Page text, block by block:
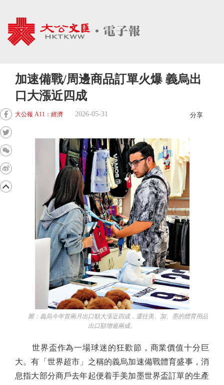
加速備戰/周邊商品訂單火爆 義烏出
口大漲近四成
大公報 A11：經濟 2026-05-31 分享
圖：義烏今年首兩月出口額大漲近四成，運往美、加、墨的體育用品
出口額增逾兩成。
世界盃作為一場球迷的狂歡節，商業價值十分巨
大。有「世界超市」之稱的義烏加速備戰體育盛事，消
息指大部分商戶去年起便着手美加墨世界盃訂單的生產